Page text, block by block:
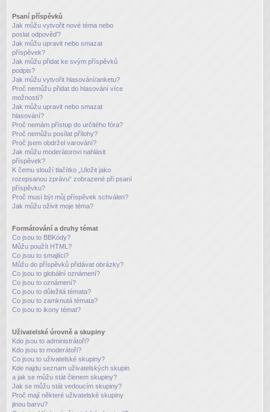
Psaní příspěvků
Jak můžu vytvořit nové téma nebo
poslat odpověď?
Jak můžu upravit nebo smazat
příspěvek?
Jak můžu přidat ke svým příspěvků
podpis?
Jak můžu vytvořit hlasování/anketu?
Proč nemůžu přidat do hlasování více
možností?
Jak můžu upravit nebo smazat
hlasování?
Proč nemám přístup do určitého fóra?
Proč nemůžu posílat přílohy?
Proč jsem obdržel varování?
Jak můžu moderátorovi nahlásit
příspěvek?
K čemu slouží tlačítko „Uložit jako
rozepsanou zprávu“ zobrazené při psaní
příspěvku?
Proč musí být můj příspěvek schválen?
Jak můžu oživit moje téma?
Formátování a druhy témat
Co jsou to BBKódy?
Můžu použít HTML?
Co jsou to smajlíci?
Můžu do příspěvků přidávat obrázky?
Co jsou to globální oznámení?
Co jsou to oznámení?
Co jsou to důležitá témata?
Co jsou to zamknutá témata?
Co jsou to ikony témat?
Uživatelské úrovně a skupiny
Kdo jsou to administrátoři?
Kdo jsou to moderátoři?
Co jsou to uživatelské skupiny?
Kde najdu seznam uživatelských skupin
a jak se můžu stát členem skupiny?
Jak se můžu stát vedoucím skupiny?
Proč mají některé uživatelské skupiny
jinou barvu?